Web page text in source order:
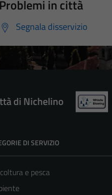
Problemi in città
Segnala disservizio
di Nichelino
DI SERVIZIO
e pesca